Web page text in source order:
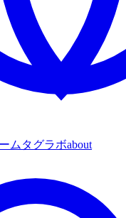
ム タグラボabout